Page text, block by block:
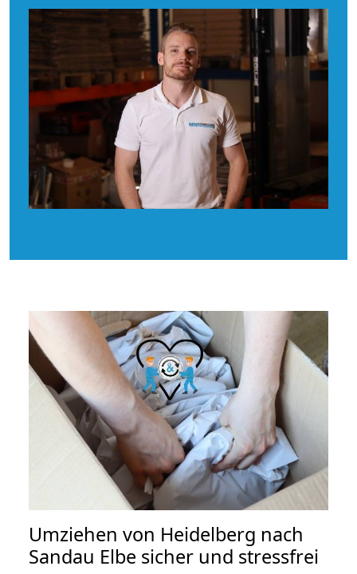
Umziehen von Heidelberg nach
Sandau Elbe sicher und stressfrei